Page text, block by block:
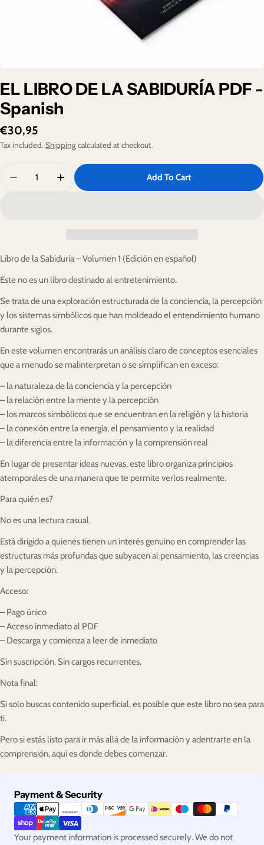
EL LIBRO DE LA SABIDURÍA PDF -
Spanish
Regular
price
€30,95
Tax included. Shippingcalculated at checkout.
Decrease Quantity For EL LIBRO DE LA SABIDURÍA
Increase Quantity For EL LIBRO DE LA
Add To Cart
Libro de la Sabiduría – Volumen 1 (Edición en español)
Este no es un libro destinado al entretenimiento.
Se trata de una exploración estructurada de la conciencia, la percepción
y los sistemas simbólicos que han moldeado el entendimiento humano
durante siglos.
En este volumen encontrarás un análisis claro de conceptos esenciales
que a menudo se malinterpretan o se simplifican en exceso:
– la naturaleza de la conciencia y la percepción
– la relación entre la mente y la percepción
– los marcos simbólicos que se encuentran en la religión y la historia
– la conexión entre la energía, el pensamiento y la realidad
– la diferencia entre la información y la comprensión real
En lugar de presentar ideas nuevas, este libro organiza principios
atemporales de una manera que te permite verlos realmente.
Para quién es?
No es una lectura casual.
Está dirigido a quienes tienen un interés genuino en comprender las
estructuras más profundas que subyacen al pensamiento, las creencias
y la percepción.
Acceso:
– Pago único
– Acceso inmediato al PDF
– Descarga y comienza a leer de inmediato
Sin suscripción. Sin cargos recurrentes.
Nota final:
Si solo buscas contenido superficial, es posible que este libro no sea para
ti.
Pero si estás listo para ir más allá de la información y adentrarte en la
comprensión, aquí es donde debes comenzar.
Payment & Security
Payment
methods
Your payment information is processed securely. We do not